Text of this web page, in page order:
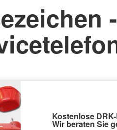
-
Kostenlose
Wir beraten Sie